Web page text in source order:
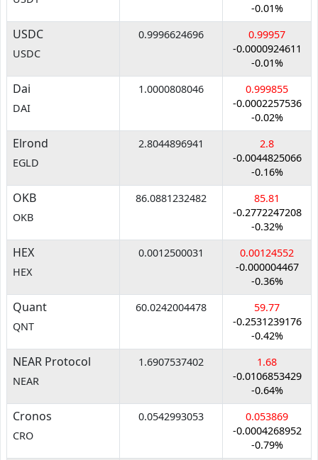
-0.01%
USDC
USDC
0.9996624696
0.99957
-0.0000924611
-0.01%
Dai
DAI
1.0000808046
0.999855
-0.0002257536
-0.02%
Elrond
EGLD
2.8044896941
2.8
-0.0044825066
-0.16%
OKB
OKB
86.0881232482
85.81
-0.2772247208
-0.32%
HEX
HEX
0.0012500031
0.00124552
-0.000004467
-0.36%
Quant
QNT
60.0242004478
59.77
-0.2531239176
-0.42%
NEAR Protocol
NEAR
1.6907537402
1.68
-0.0106853429
-0.64%
Cronos
CRO
0.0542993053
0.053869
-0.0004268952
-0.79%